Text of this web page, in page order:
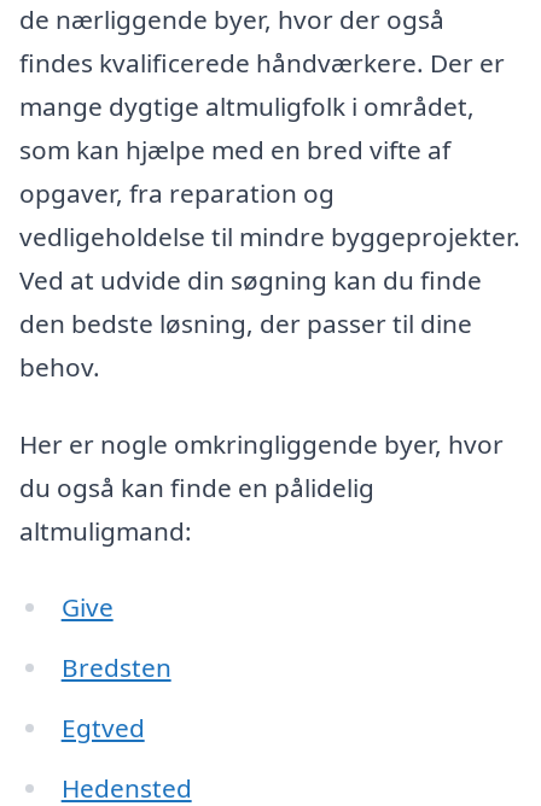
de nærliggende byer, hvor der også
findes kvalificerede håndværkere. Der er
mange dygtige altmuligfolk i området,
som kan hjælpe med en bred vifte af
opgaver, fra reparation og
vedligeholdelse til mindre byggeprojekter.
Ved at udvide din søgning kan du finde
den bedste løsning, der passer til dine
behov.
Her er nogle omkringliggende byer, hvor
du også kan finde en pålidelig
altmuligmand:
Give
Bredsten
Egtved
Hedensted